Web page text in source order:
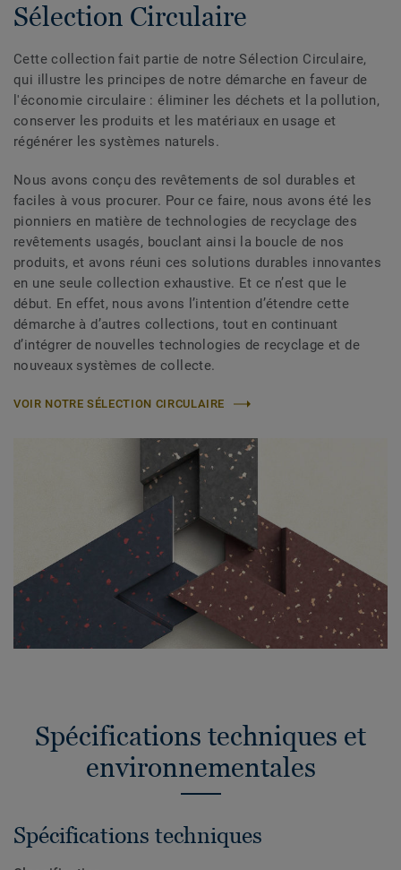
Sélection Circulaire
Cette collection fait partie de notre Sélection Circulaire,
qui illustre les principes de notre démarche en faveur de
l'économie circulaire : éliminer les déchets et la pollution,
conserver les produits et les matériaux en usage et
régénérer les systèmes naturels.
Nous avons conçu des revêtements de sol durables et
faciles à vous procurer. Pour ce faire, nous avons été les
pionniers en matière de technologies de recyclage des
revêtements usagés, bouclant ainsi la boucle de nos
produits, et avons réuni ces solutions durables innovantes
en une seule collection exhaustive. Et ce n’est que le
début. En effet, nous avons l’intention d’étendre cette
démarche à d’autres collections, tout en continuant
d’intégrer de nouvelles technologies de recyclage et de
nouveaux systèmes de collecte.
VOIR NOTRE SÉLECTION CIRCULAIRE
Spécifications techniques et
environnementales
Spécifications techniques